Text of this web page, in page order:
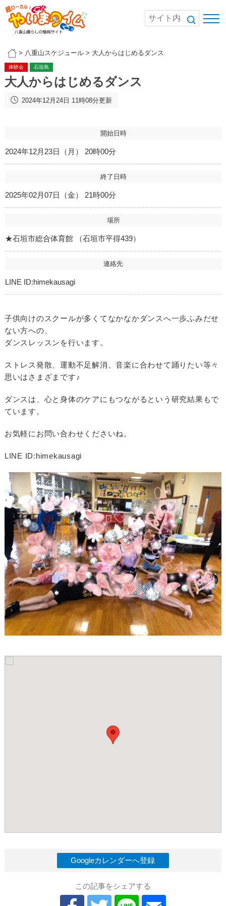
> 八重山スケジュール> 大人からはじめるダンス
体験会 石垣島
大人からはじめるダンス
2024年12月24日 11時08分更新
開始日時
2024年12月23日（月） 20時00分
終了日時
2025年02月07日（金） 21時00分
場所
★石垣市総合体育館 （石垣市平得439）
連絡先
LINE ID:himekausagi
子供向けのスクールが多くてなかなかダンスへ一歩ふみだせ
ない方への、
ダンスレッスンを行います。
ストレス発散、運動不足解消、音楽に合わせて踊りたい等々
思いはさまざまです♪
ダンスは、心と身体のケアにもつながるという研究結果もで
ています。
お気軽にお問い合わせくださいね。
LINE ID:himekausagi
Googleカレンダーへ登録
この記事をシェアする